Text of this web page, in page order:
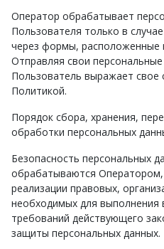
Оператор обрабатывает
Пользователя только в
через формы, расположенные
Отправляя свои
Пользователь выражает свое
Политикой.
Порядок сбора, хранения,
обработки персональных
Безопасность персональных
обрабатываются Оператором,
реализации правовых,
необходимых для
требований действующего
защиты персональных данных.